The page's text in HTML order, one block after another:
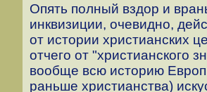
Опять полный вздор и
инквизиции, очевидно,
от истории христианских
отчего от "христианского
вообще всю историю
раньше христианства)